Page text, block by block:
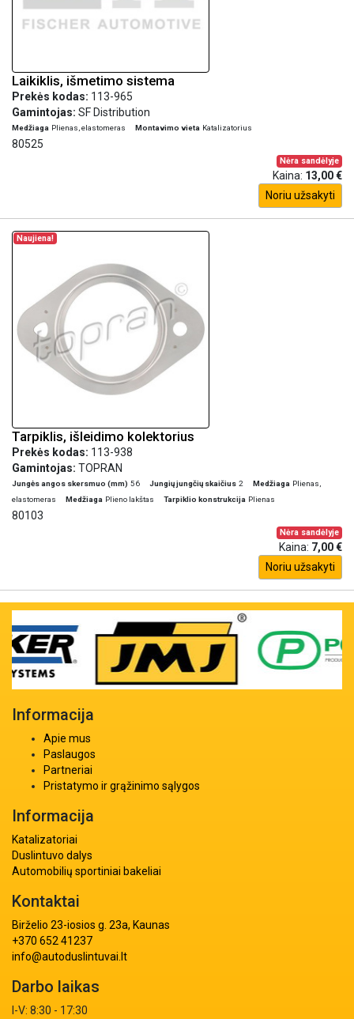
Laikiklis, išmetimo sistema
Prekės kodas: 113-965
Gamintojas: SF Distribution
Medžiaga Plienas, elastomeras Montavimo vieta Katalizatorius
80525
Nėra sandėlyje
Kaina: 13,00 €
Noriu užsakyti
Naujiena!
Tarpiklis, išleidimo kolektorius
Prekės kodas: 113-938
Gamintojas: TOPRAN
Jungės angos skersmuo (mm) 56 Jungių jungčių skaičius 2 Medžiaga Plienas,
elastomeras
Medžiaga Plieno lakštas Tarpiklio konstrukcija Plienas
80103
Nėra sandėlyje
Kaina: 7,00 €
Noriu užsakyti
Informacija
Apie mus
Paslaugos
Partneriai
Pristatymo ir grąžinimo sąlygos
Informacija
Katalizatoriai
Duslintuvo dalys
Automobilių sportiniai bakeliai
Kontaktai
Birželio 23-iosios g. 23a, Kaunas
+370 652 41237
info@autoduslintuvai.lt
Darbo laikas
I-V: 8:30 - 17:30